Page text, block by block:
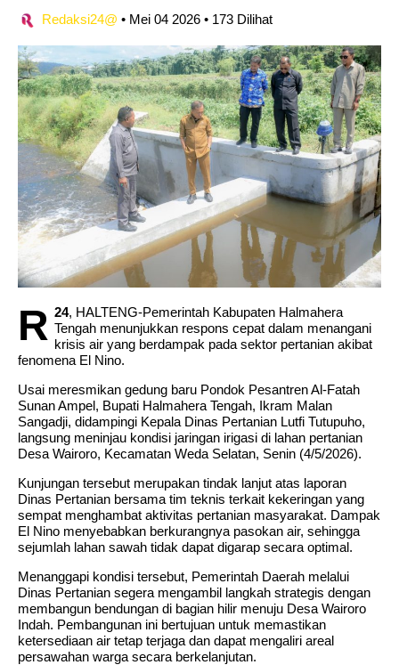
Pushing Boundaries: Gadgets That Redefined
What’s Possible
Wakil Bupati Halmahera Utara Hadiri Seminar
Nasional Koperasi Merah Putih di Ternate
Redaksi24@ • Mei 04 2026 • 173 Dilihat
R 24, HALTENG-Pemerintah Kabupaten Halmahera
Tengah menunjukkan respons cepat dalam menangani
krisis air yang berdampak pada sektor pertanian akibat
fenomena El Nino.
Usai meresmikan gedung baru Pondok Pesantren Al-Fatah
Sunan Ampel, Bupati Halmahera Tengah, Ikram Malan
Sangadji, didampingi Kepala Dinas Pertanian Lutfi Tutupuho,
langsung meninjau kondisi jaringan irigasi di lahan pertanian
Desa Wairoro, Kecamatan Weda Selatan, Senin (4/5/2026).
Kunjungan tersebut merupakan tindak lanjut atas laporan
Dinas Pertanian bersama tim teknis terkait kekeringan yang
sempat menghambat aktivitas pertanian masyarakat. Dampak
El Nino menyebabkan berkurangnya pasokan air, sehingga
sejumlah lahan sawah tidak dapat digarap secara optimal.
Menanggapi kondisi tersebut, Pemerintah Daerah melalui
Dinas Pertanian segera mengambil langkah strategis dengan
membangun bendungan di bagian hilir menuju Desa Wairoro
Indah. Pembangunan ini bertujuan untuk memastikan
ketersediaan air tetap terjaga dan dapat mengaliri areal
persawahan warga secara berkelanjutan.